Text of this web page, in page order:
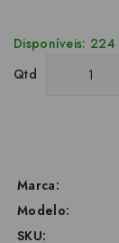
Disponíveis: 224
Qtd
Marca:
Modelo:
SKU: